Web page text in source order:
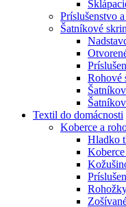
Príslušenstvo
Šatníkové
Rohové
Textil do domácnosti
Koberce a
Hladko